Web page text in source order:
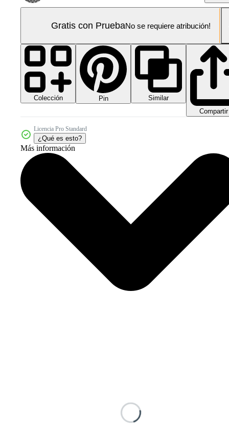
Gratis con PruebaNo se requiere atribución!
Colección Pin
Similar
Compartir
Licencia Pro Standard
¿Qué es esto?
Más información